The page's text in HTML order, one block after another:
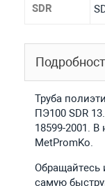
SDR
Труба
ПЭ100 SDR
18599-2001.
MetPromKo.
Обращайтесь
самую